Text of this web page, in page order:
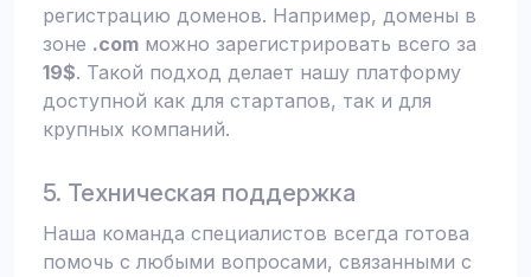
регистрацию доменов. Например, домены в
зоне .com можно зарегистрировать всего за
19$. Такой подход делает нашу платформу
доступной как для стартапов, так и для
крупных компаний.
5. Техническая поддержка
Наша команда специалистов всегда готова
помочь с любыми вопросами, связанными с